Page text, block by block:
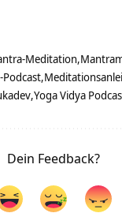
Meditation
Yoga Vidya
Dein Feedback?